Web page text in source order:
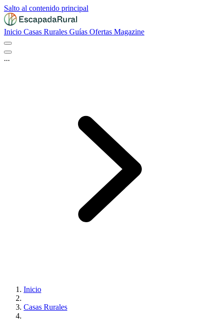
Salto al contenido principal
Inicio Casas Rurales Guías Ofertas Magazine
...
Inicio
Casas Rurales